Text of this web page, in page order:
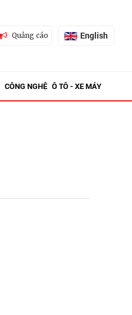
Quảng cáo English
CÔNG NGHỆ Ô TÔ - XE MÁY